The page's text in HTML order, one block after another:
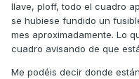
llave, ploff, todo el cuadro
se hubiese fundido un
mes aproximadamente. Lo
cuadro avisando de que
Me podéis decir donde